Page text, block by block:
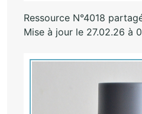
Ressource N°4018
Mise à jour le 27.02.26 à